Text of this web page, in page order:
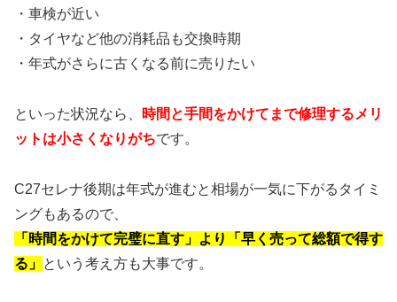
・車検が近い
・タイヤなど他の消耗品も交換時期
・年式がさらに古くなる前に売りたい
といった状況なら、
時間と手間をかけてまで修理するメリ
ットは小さくなりがちです。
C27セレナ後期は年式が進むと相場が一気に下がるタイミ
ングもあるので、
「時間をかけて完璧に直す」より「早く売って総額で得す
る」 という考え方も大事です。